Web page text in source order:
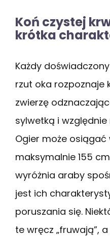
Koń czystej
krótka
Każdy
rzut oka rozpoznaje
zwierzę
sylwetką i
Ogier może osiągać
maksymalnie 155
wyróżnia araby
jest ich
poruszania się.
te wręcz „fruwają”,